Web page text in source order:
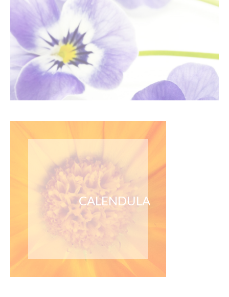
CALENDULA